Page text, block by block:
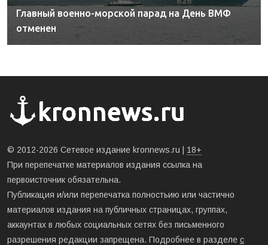
Главный военно-морской парад на День ВМФ
отменен
© 2012-2026 Сетевое издание kronnews.ru | 18+
При перепечатке материалов издания ссылка на
первоисточник обязательна.
Публикация и/или перепечатка полностьию или частично
материалов издания на публичных страницах, группах,
аккаунтах в любых социальных сетях без письменного
разрешения редакции запрещена. Подробнее в разделе с